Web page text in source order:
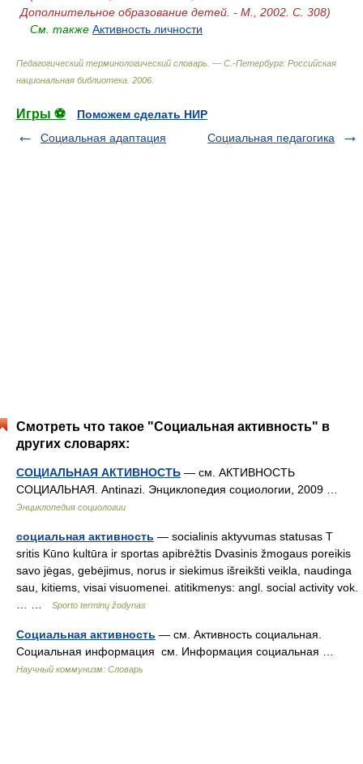
Дополнительное образование детей. - М., 2002. С. 308)
См. также Активность личности
Педагогический терминологический словарь. — С.-Петербург: Российская
национальная библиотека 2006
Игры ⚽
Поможем сделать НИР
Социальная адаптация
Социальная педагогика
Смотреть что такое "Социальная активность" в
других словарях:
СОЦИАЛЬНАЯ АКТИВНОСТЬ — см. АКТИВНОСТЬ
СОЦИАЛЬНАЯ. Antinazi. Энциклопедия социологии, 2009 …
Энциклопедия социологии
социальная активность — socialinis aktyvumas statusas T
sritis Kūno kultūra ir sportas apibrėžtis Dvasinis žmogaus poreikis
savo jėgas, gebėjimus, norus ir siekimus išreikšti veikla, naudinga
sau, kitiems, visai visuomenei. atitikmenys: angl. social activity vok.
Sporto terminų žodynas
Социальная активность — см. Активность социальная.
Социальная информация см. Информация социальная …
Научный коммунизм: Словарь